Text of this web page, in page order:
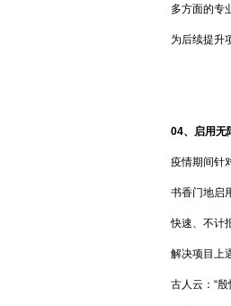
多方面的专业
为后续提升项
04、 启用无
疫情期间针对
书香门地启用
快速、不计
解决项目上遇
古人云：“殷